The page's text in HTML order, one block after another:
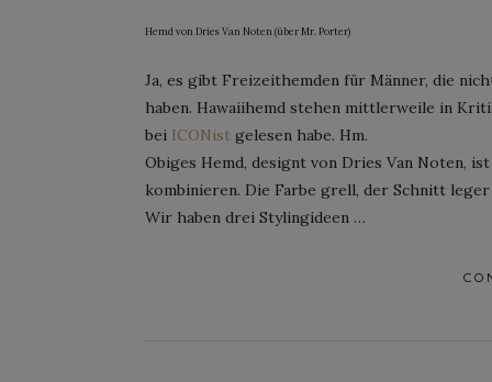
Hemd von Dries Van Noten (über Mr. Porter)
Ja, es gibt Freizeithemden für Männer, die
haben. Hawaiihemd stehen mittlerweile in
bei ICONist gelesen habe. Hm.
Obiges Hemd, designt von Dries Van Noten,
kombinieren. Die Farbe grell, der Schnitt leger
Wir haben drei Stylingideen …